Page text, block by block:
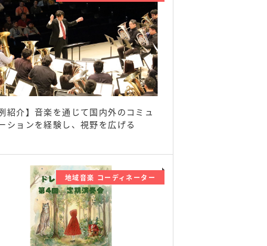
紹介】音楽を通じて国内外のコミュ
ションを経験し、視野を広げる
地域音楽 コーディネーター